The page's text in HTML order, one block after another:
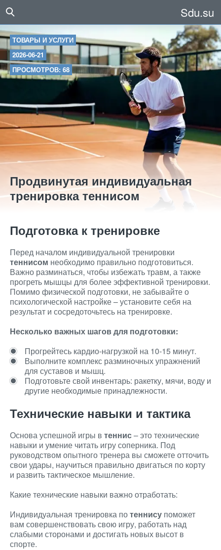
Sdu.su
ТОВАРЫ И УСЛУГИ
2026-06-21
ПРОСМОТРОВ: 68
Продвинутая индивидуальная
тренировка теннисом
Подготовка к тренировке
Перед началом индивидуальной тренировки
теннисом необходимо правильно подготовиться.
Важно разминаться, чтобы избежать травм, а также
прогреть мышцы для более эффективной тренировки.
Помимо физической подготовки, не забывайте о
психологической настройке – установите себя на
результат и сосредоточьтесь на тренировке.
Несколько важных шагов для подготовки:
Прогрейтесь кардио-нагрузкой на 10-15 минут.
Выполните комплекс разминочных упражнений
для суставов и мышц.
Подготовьте свой инвентарь: ракетку, мячи, воду и
другие необходимые принадлежности.
Технические навыки и тактика
Основа успешной игры в теннис– это технические
навыки и умение читать игру соперника. Под
руководством опытного тренера вы сможете отточить
свои удары, научиться правильно двигаться по корту
и развить тактическое мышление.
Какие технические навыки важно отработать:
Индивидуальная тренировка потеннису поможет
вам совершенствовать свою игру, работать над
слабыми сторонами и достигать новых высот в
спорте.